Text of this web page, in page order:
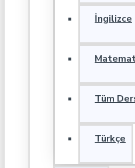
İngilizce
Tüm
Türkçe